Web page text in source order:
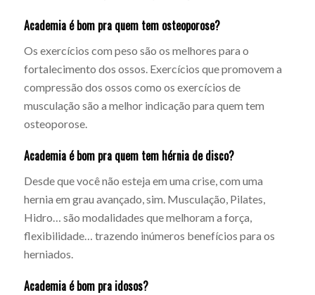
Academia é bom pra quem tem osteoporose?
Os exercícios com peso são os melhores para o
fortalecimento dos ossos. Exercícios que promovem a
compressão dos ossos como os exercícios de
musculação são a melhor indicação para quem tem
osteoporose.
Academia é bom pra quem tem hérnia de disco?
Desde que você não esteja em uma crise, com uma
hernia em grau avançado, sim. Musculação, Pilates,
Hidro… são modalidades que melhoram a força,
flexibilidade… trazendo inúmeros benefícios para os
herniados.
Academia é bom pra idosos?